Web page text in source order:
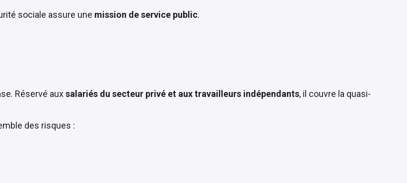
sociale assure une mission de service public.
Réservé auxsalariés du secteur privé et aux travailleurs indépendants, il couvre la quasi-
des risques :